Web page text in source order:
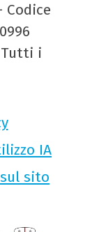
Codice
Tutti i
IA
sito